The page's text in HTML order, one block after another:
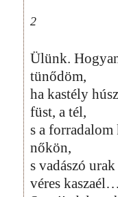
2
Ülünk.
tünődöm,
ha kastély
füst, a tél,
s a forradalom
nőkön,
s vadászó
véres kaszaél…